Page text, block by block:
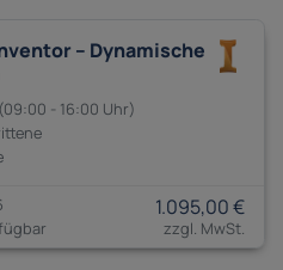
– Dynamische
09:00 - 16:00
1.095,00 €